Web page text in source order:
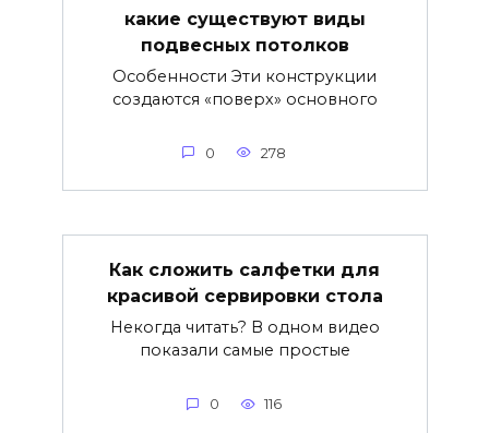
какие существуют виды
подвесных потолков
Особенности Эти конструкции
создаются «поверх» основного
0 278
Как сложить салфетки для
красивой сервировки стола
Некогда читать? В одном видео
показали самые простые
0 116